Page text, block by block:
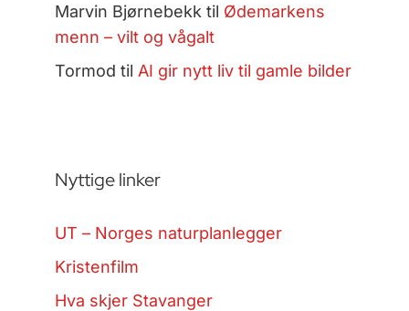
Marvin Bjørnebekk til Ødemarkens
menn – vilt og vågalt
Tormod til AI gir nytt liv til gamle bilder
Nyttige linker
UT – Norges naturplanlegger
Kristenfilm
Hva skjer Stavanger